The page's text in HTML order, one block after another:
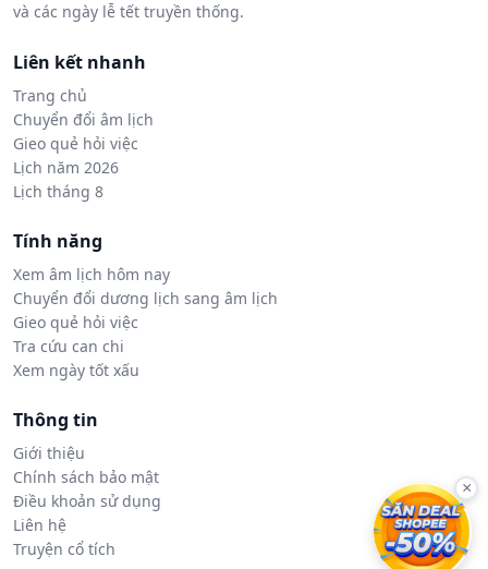
và các ngày lễ tết truyền thống.
Liên kết nhanh
Trang chủ
Chuyển đổi âm lịch
Gieo quẻ hỏi việc
Lịch năm 2026
Lịch tháng 8
Tính năng
Xem âm lịch hôm nay
Chuyển đổi dương lịch sang âm lịch
Gieo quẻ hỏi việc
Tra cứu can chi
Xem ngày tốt xấu
Thông tin
Giới thiệu
Chính sách bảo mật
Điều khoản sử dụng
Liên hệ
Truyện cổ tích
×